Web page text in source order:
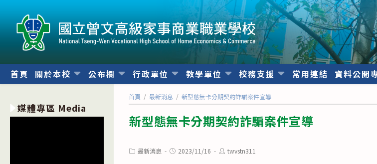
內
首頁 關於本校 公布欄 行政單位 教學單位 校務支援 常用連結 資料公開
首頁 / 最新消息 / 新型態無卡分期契約詐騙案件宣導
新型態無卡分期契約詐騙案件宣導
Post最新消息
Post2023/11/16
Posttwvstn311
媒體專區 Media